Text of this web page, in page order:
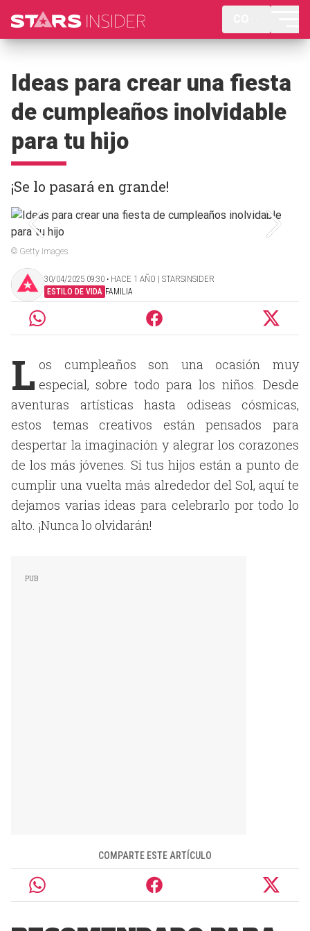
Ideas para crear una fiesta
de cumpleaños inolvidable
para tu hijo
¡Se lo pasará en grande!
© Getty Images
30/04/2025 09:30 ‧ HACE 1 AÑO | STARSINSIDER
ESTILO DE VIDA FAMILIA
L os cumpleaños son una ocasión muy
especial, sobre todo para los niños. Desde
aventuras artísticas hasta odiseas cósmicas,
estos temas creativos están pensados para
despertar la imaginación y alegrar los corazones
de los más jóvenes. Si tus hijos están a punto de
cumplir una vuelta más alrededor del Sol, aquí te
dejamos varias ideas para celebrarlo por todo lo
alto. ¡Nunca lo olvidarán!
COMPARTE ESTE ARTÍCULO